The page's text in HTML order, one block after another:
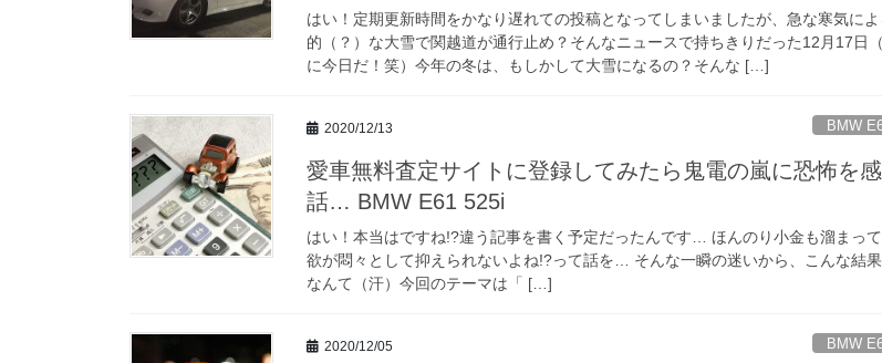
はい！定期更新時間をかなり遅れての投稿となってしまいましたが、急な寒気に
的（？）な大雪で関越道が通行止め？そんなニュースで持ちきりだった12月17日
に今日だ！笑）今年の冬は、もしかして大雪になるの？そんな […]
2020/12/13 BMW
愛車無料査定サイトに登録してみたら鬼電の嵐に恐怖を
話… BMW E61 525i
はい！本当はですね!?違う記事を書く予定だったんです… ほんのり小金も溜まっ
欲が悶々として抑えられないよね!?って話を… そんな一瞬の迷いから、こんな結
なんて（汗）今回のテーマは「 […]
2020/12/05 BMW